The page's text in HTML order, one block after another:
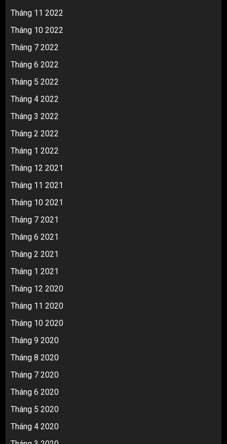
Tháng 11 2022
Tháng 10 2022
Tháng 7 2022
Tháng 6 2022
Tháng 5 2022
Tháng 4 2022
Tháng 3 2022
Tháng 2 2022
Tháng 1 2022
Tháng 12 2021
Tháng 11 2021
Tháng 10 2021
Tháng 7 2021
Tháng 6 2021
Tháng 2 2021
Tháng 1 2021
Tháng 12 2020
Tháng 11 2020
Tháng 10 2020
Tháng 9 2020
Tháng 8 2020
Tháng 7 2020
Tháng 6 2020
Tháng 5 2020
Tháng 4 2020